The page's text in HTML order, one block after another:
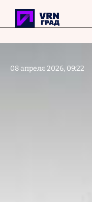
Перейти к
08 апреля 2026, 09:22